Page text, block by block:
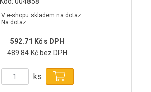
V e-shopu skladem na dotaz
Na dotaz
592.71 Kč s DPH
489.84 Kč bez DPH
ks